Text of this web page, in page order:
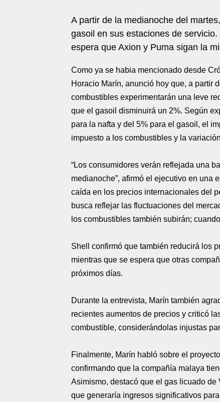
A partir de la medianoche del
gasoil en sus estaciones de
espera que Axion y Puma sigan la
Como ya se habia mencionado desde
Horacio Marín, anunció hoy que, a partir
combustibles experimentarán una leve
que el gasoil disminuirá un 2%. Según
para la nafta y del 5% para el gasoil, el
impuesto a los combustibles y la
“Los consumidores verán reflejada una
medianoche”, afirmó el ejecutivo en una
caída en los precios internacionales del
busca reflejar las fluctuaciones del
los combustibles también subirán;
Shell confirmó que también reducirá los
mientras que se espera que otras
próximos días.
Durante la entrevista, Marín también
recientes aumentos de precios y criticó
combustible, considerándolas injustas
Finalmente, Marín habló sobre el
confirmando que la compañía malaya
Asimismo, destacó que el gas licuado
que generaría ingresos significativos